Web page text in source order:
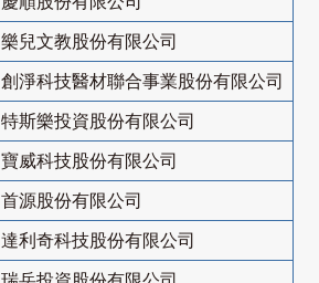
樂兒文教股份有限公司
創淨科技醫材聯合事業股份有限公司
特斯樂投資股份有限公司
寶威科技股份有限公司
首源股份有限公司
達利奇科技股份有限公司